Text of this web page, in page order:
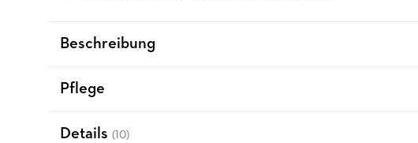
Beschreibung
Pflege
Details (10)